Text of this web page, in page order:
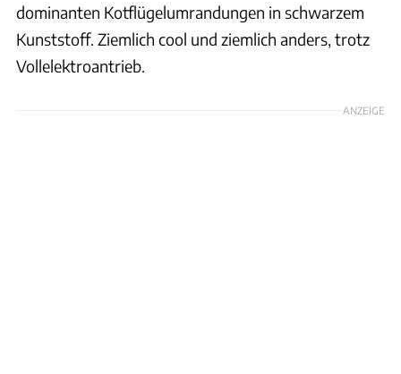
dominanten Kotflügelumrandungen in schwarzem
Kunststoff. Ziemlich cool und ziemlich anders, trotz
Vollelektroantrieb.
ANZEIGE